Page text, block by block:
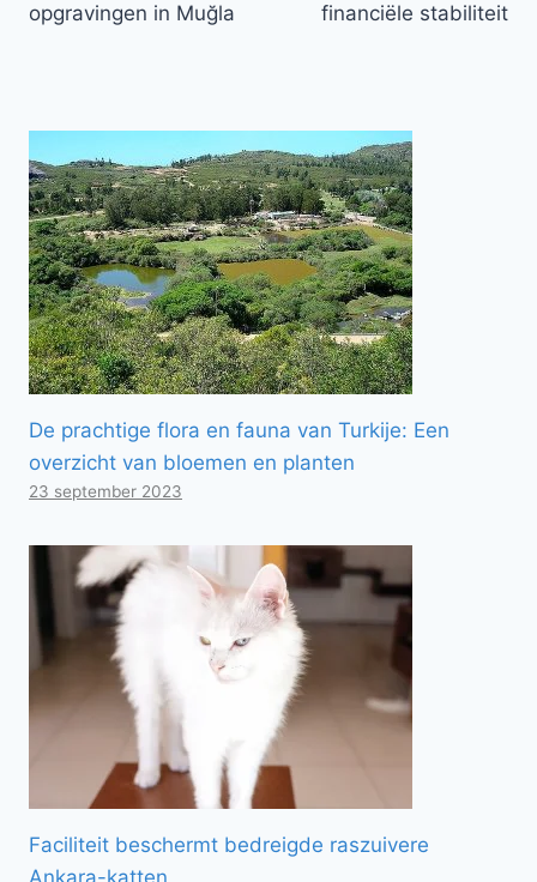
opgravingen in Muğla
financiële stabiliteit
De prachtige flora en fauna van Turkije: Een
overzicht van bloemen en planten
23 september 2023
Faciliteit beschermt bedreigde raszuivere
Ankara-katten